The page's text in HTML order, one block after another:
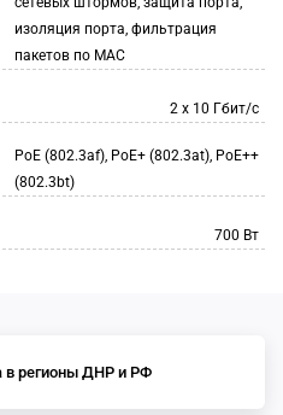
изоляция порта, фильтрация
пакетов по MAC
2 х 10 Гбит/с
PoE (802.3af), PoE+ (802.3at), PoE++
(802.3bt)
700 Вт
в регионы ДНР и РФ